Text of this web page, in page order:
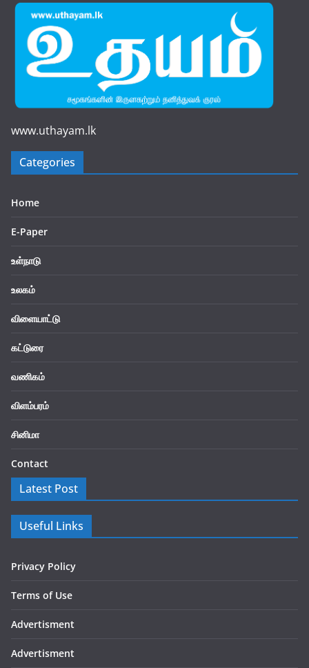
www.uthayam.lk
Categories
Home
E-Paper
உள்நாடு
உலகம்
விளையாட்டு
கட்டுரை
வணிகம்
விளம்பரம்
சினிமா
Contact
Latest Post
Useful Links
Privacy Policy
Terms of Use
Advertisment
Advertisment